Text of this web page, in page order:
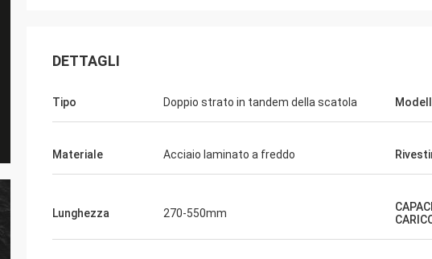
DETTAGLI
Tipo Doppio strato in tandem della scatola
Materiale Acciaio laminato a freddo
Lunghezza 270-550mm